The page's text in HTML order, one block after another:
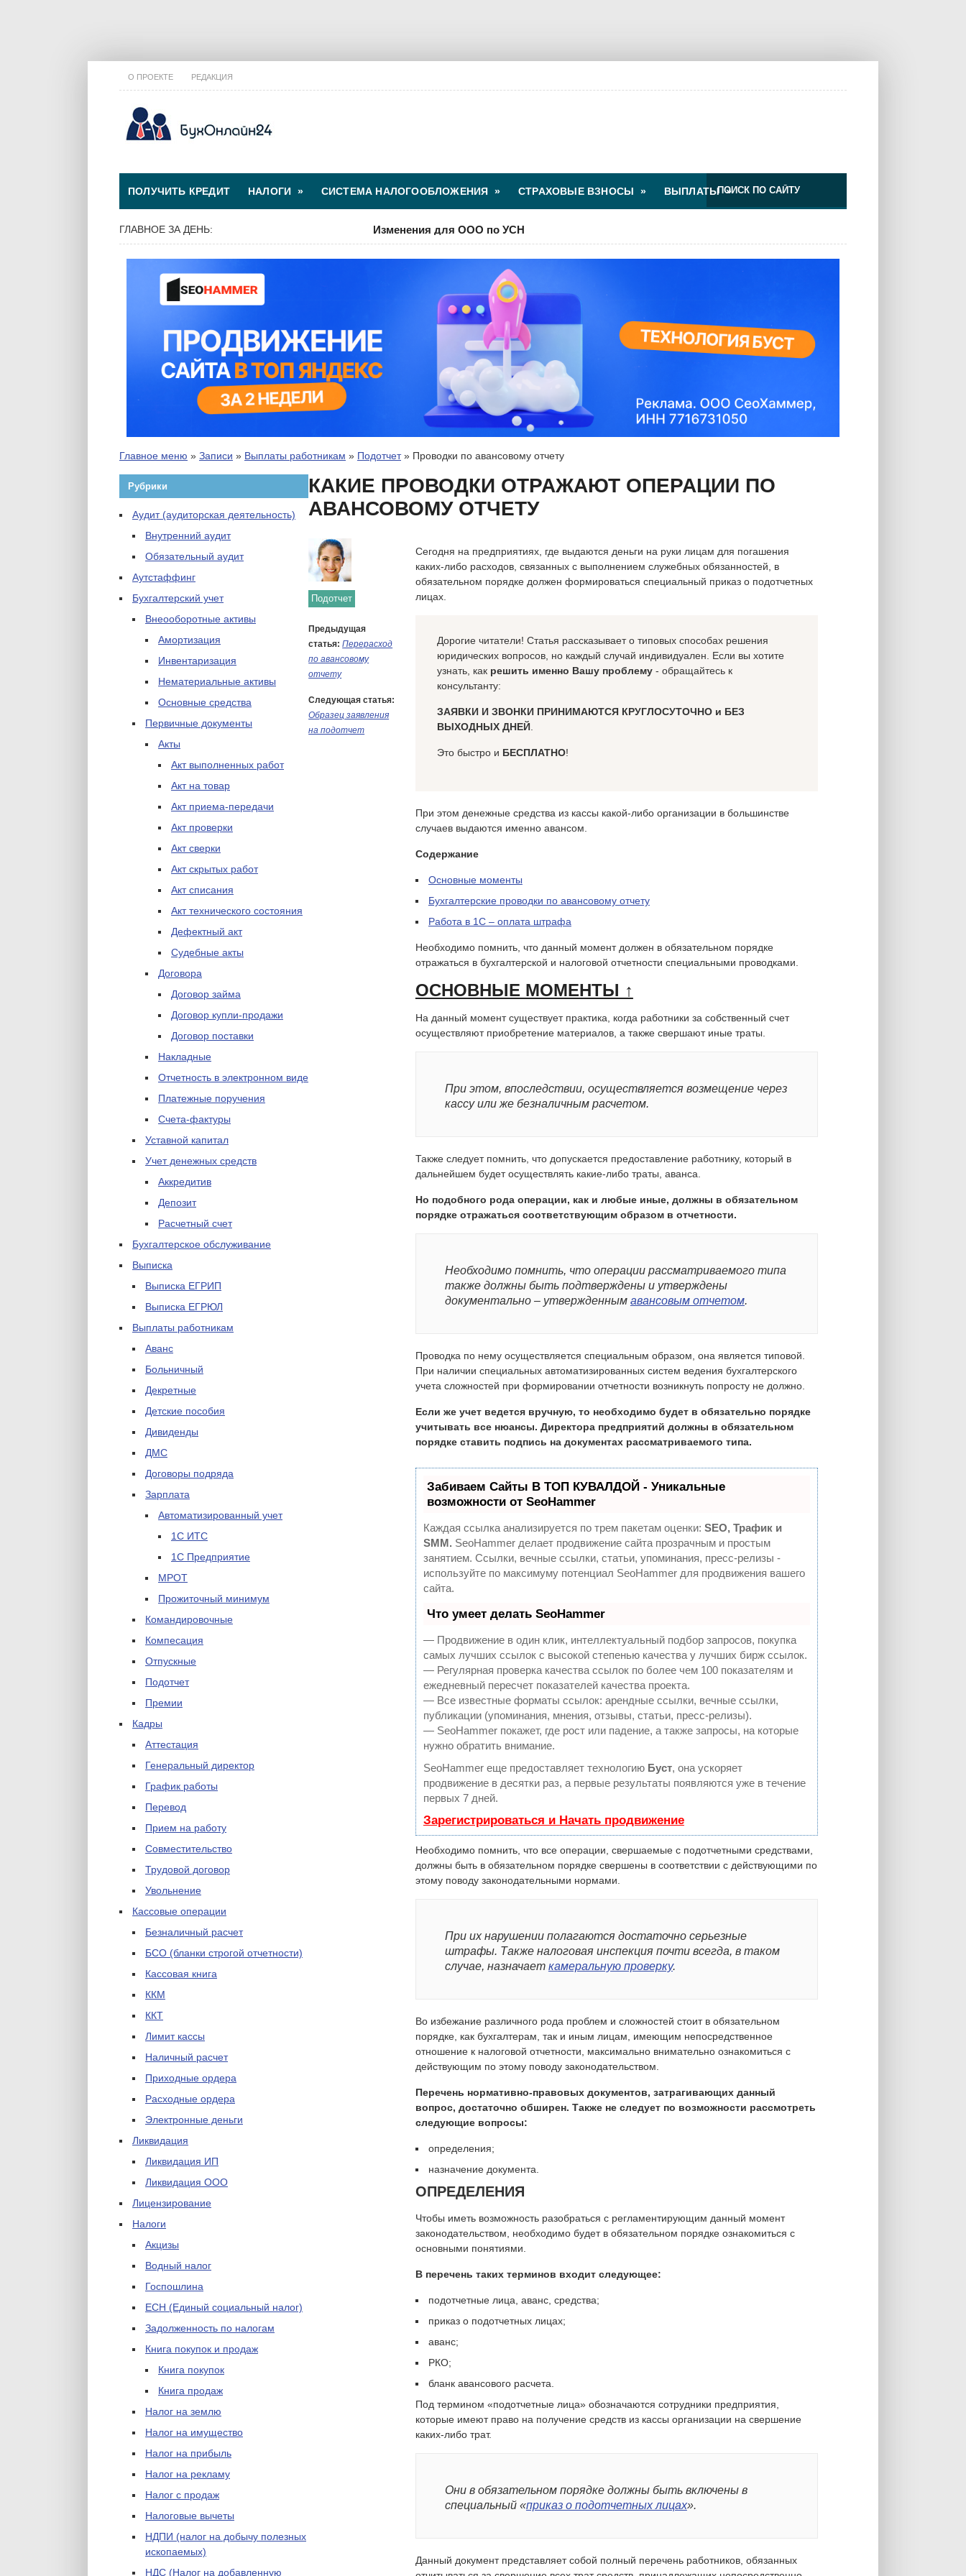
О ПРОЕКТЕ РЕДАКЦИЯ
ПОЛУЧИТЬ КРЕДИТ НАЛОГИ » СИСТЕМА НАЛОГООБЛОЖЕНИЯ » СТРАХОВЫЕ ВЗНОСЫ » ВЫПЛАТЫ»
ГЛАВНОЕ ЗА ДЕНЬ: Изменения для ООО по УСН
Главное меню » Записи » Выплаты работникам » Подотчет» Проводки по авансовому отчету
Рубрики
Аудит (аудиторская деятельность)
Внутренний аудит
Обязательный аудит
Аутстаффинг
Бухгалтерский учет
Внеооборотные активы
Амортизация
Инвентаризация
Нематериальные активы
Основные средства
Первичные документы
Акты
Акт выполненных работ
Акт на товар
Акт приема-передачи
Акт проверки
Акт сверки
Акт скрытых работ
Акт списания
Акт технического состояния
Дефектный акт
Судебные акты
Договора
Договор займа
Договор купли-продажи
Договор поставки
Накладные
Отчетность в электронном виде
Платежные поручения
Счета-фактуры
Уставной капитал
Учет денежных средств
Аккредитив
Депозит
Расчетный счет
Бухгалтерское обслуживание
Выписка
Выписка ЕГРИП
Выписка ЕГРЮЛ
Выплаты работникам
Аванс
Больничный
Декретные
Детские пособия
Дивиденды
ДМС
Договоры подряда
Зарплата
Автоматизированный учет
1С ИТС
1С Предприятие
МРОТ
Прожиточный минимум
Командировочные
Компесация
Отпускные
Подотчет
Премии
Кадры
Аттестация
Генеральный директор
График работы
Перевод
Прием на работу
Совместительство
Трудовой договор
Увольнение
Кассовые операции
Безналичный расчет
БСО (бланки строгой отчетности)
Кассовая книга
ККМ
ККТ
Лимит кассы
Наличный расчет
Приходные ордера
Расходные ордера
Электронные деньги
Ликвидация
Ликвидация ИП
Ликвидация ООО
Лицензирование
Налоги
Акцизы
Водный налог
Госпошлина
ЕСН (Единый социальный налог)
Задолженность по налогам
Книга покупок и продаж
Книга покупок
Книга продаж
Налог на землю
Налог на имущество
Налог на прибыль
Налог на рекламу
Налог с продаж
Налоговые вычеты
НДПИ (налог на добычу полезных
ископаемых)
НДС (Налог на добавленную
КАКИЕ ПРОВОДКИ ОТРАЖАЮТ ОПЕРАЦИИ ПО
АВАНСОВОМУ ОТЧЕТУ
Подотчет
Предыдущая
статья: Перерасход
по авансовому
отчету
Следующая статья:
Образец заявления
на подотчет
Сегодня на предприятиях, где выдаются деньги на руки лицам для погашения
каких-либо расходов, связанных с выполнением служебных обязанностей, в
обязательном порядке должен формироваться специальный приказ о подотчетных
лицах.
Дорогие читатели! Статья рассказывает о типовых способах решения
юридических вопросов, но каждый случай индивидуален. Если вы хотите
узнать, как решить именно Вашу проблему- обращайтесь к
консультанту:
ЗАЯВКИ И ЗВОНКИ ПРИНИМАЮТСЯ КРУГЛОСУТОЧНО и БЕЗ
ВЫХОДНЫХ ДНЕЙ.
Это быстро и БЕСПЛАТНО!
При этом денежные средства из кассы какой-либо организации в большинстве
случаев выдаются именно авансом.
Содержание
Основные моменты
Бухгалтерские проводки по авансовому отчету
Работа в 1С – оплата штрафа
Необходимо помнить, что данный момент должен в обязательном порядке
отражаться в бухгалтерской и налоговой отчетности специальными проводками.
ОСНОВНЫЕ МОМЕНТЫ ↑
На данный момент существует практика, когда работники за собственный счет
осуществляют приобретение материалов, а также свершают иные траты.
При этом, впоследствии, осуществляется возмещение через
кассу или же безналичным расчетом.
Также следует помнить, что допускается предоставление работнику, который в
дальнейшем будет осуществлять какие-либо траты, аванса.
Но подобного рода операции, как и любые иные, должны в обязательном
порядке отражаться соответствующим образом в отчетности.
Необходимо помнить, что операции рассматриваемого типа
также должны быть подтверждены и утверждены
документально – утвержденным авансовым отчетом.
Проводка по нему осуществляется специальным образом, она является типовой.
При наличии специальных автоматизированных систем ведения бухгалтерского
учета сложностей при формировании отчетности возникнуть попросту не должно.
Если же учет ведется вручную, то необходимо будет в обязательно порядке
учитывать все нюансы. Директора предприятий должны в обязательном
порядке ставить подпись на документах рассматриваемого типа.
Забиваем Сайты В ТОП КУВАЛДОЙ - Уникальные
возможности от SeoHammer
Каждая ссылка анализируется по трем пакетам оценки: SEO, Трафик и
SMM. SeoHammer делает продвижение сайта прозрачным и простым
занятием. Ссылки, вечные ссылки, статьи, упоминания, пресс-релизы -
используйте по максимуму потенциал SeoHammer для продвижения вашего
сайта.
Что умеет делать SeoHammer
— Продвижение в один клик, интеллектуальный подбор запросов, покупка
самых лучших ссылок с высокой степенью качества у лучших бирж ссылок.
— Регулярная проверка качества ссылок по более чем 100 показателям и
ежедневный пересчет показателей качества проекта.
— Все известные форматы ссылок: арендные ссылки, вечные ссылки,
публикации (упоминания, мнения, отзывы, статьи, пресс-релизы).
— SeoHammer покажет, где рост или падение, а также запросы, на которые
нужно обратить внимание.
SeoHammer еще предоставляет технологию Буст, она ускоряет
продвижение в десятки раз, а первые результаты появляются уже в течение
первых 7 дней.
Зарегистрироваться и Начать продвижение
Необходимо помнить, что все операции, свершаемые с подотчетными средствами,
должны быть в обязательном порядке свершены в соответствии с действующими по
этому поводу законодательными нормами.
При их нарушении полагаются достаточно серьезные
штрафы. Также налоговая инспекция почти всегда, в таком
случае, назначает камеральную проверку.
Во избежание различного рода проблем и сложностей стоит в обязательном
порядке, как бухгалтерам, так и иным лицам, имеющим непосредственное
отношение к налоговой отчетности, максимально внимательно ознакомиться с
действующим по этому поводу законодательством.
Перечень нормативно-правовых документов, затрагивающих данный
вопрос, достаточно обширен. Также не следует по возможности рассмотреть
следующие вопросы:
определения;
назначение документа.
ОПРЕДЕЛЕНИЯ
Чтобы иметь возможность разобраться с регламентирующим данный момент
законодательством, необходимо будет в обязательном порядке ознакомиться с
основными понятиями.
В перечень таких терминов входит следующее:
подотчетные лица, аванс, средства;
приказ о подотчетных лицах;
аванс;
РКО;
бланк авансового расчета.
Под термином «подотчетные лица» обозначаются сотрудники предприятия,
которые имеют право на получение средств из кассы организации на свершение
каких-либо трат.
Они в обязательном порядке должны быть включены в
специальный «приказ о подотчетных лицах».
Данный документ представляет собой полный перечень работников, обязанных